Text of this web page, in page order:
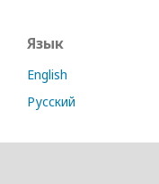
Язык
English
Русский